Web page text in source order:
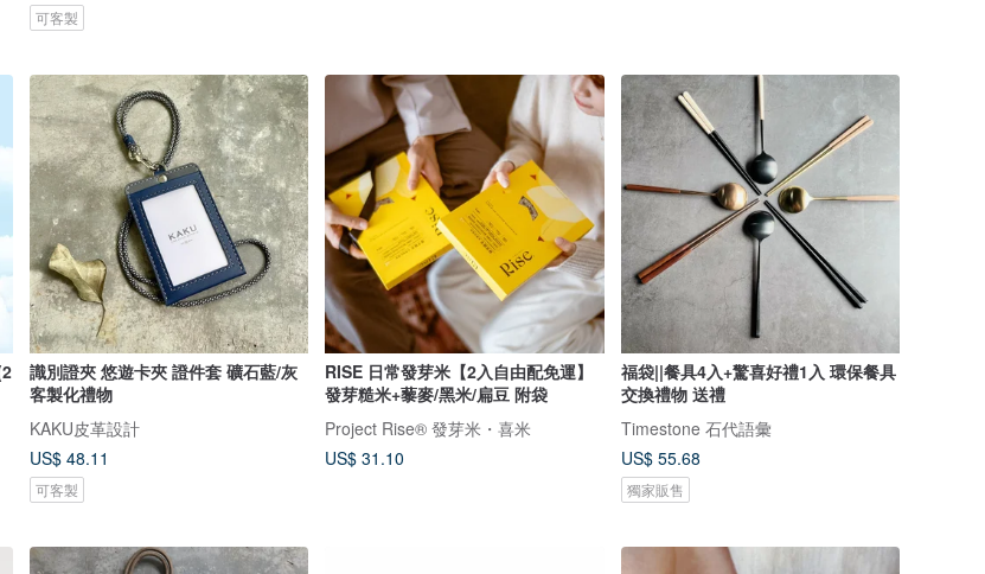
可客製
識別證夾 悠遊卡夾 證件套 礦石藍/灰
客製化禮物
KAKU皮革設計
US$ 48.11
可客製
RISE 日常發芽米【2入自由配免運】
發芽糙米+藜麥/黑米/扁豆 附袋
Project Rise® 發芽米・喜米
US$ 31.10
福袋||餐具4入+驚喜好禮1入 環保餐具
交換禮物 送禮
Timestone 石代語彙
US$ 55.68
獨家販售